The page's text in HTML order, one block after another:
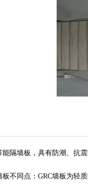
隔墙板，具有防潮、抗
不同点：GRC墙板为轻